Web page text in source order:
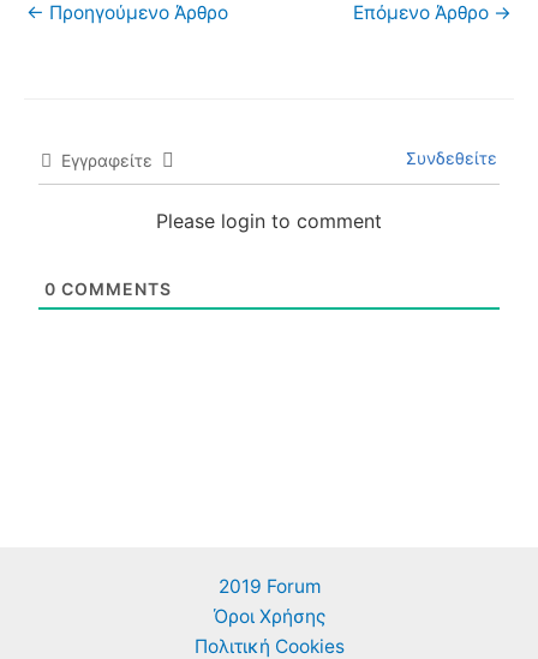
← Προηγούμενο Άρθρο Επόμενο Άρθρο →
Εγγραφείτε Συνδεθείτε
Please login to comment
0 COMMENTS
2019 Forum
Όροι Χρήσης
Πολιτική Cookies